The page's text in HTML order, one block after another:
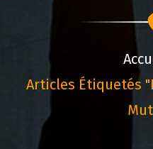
Articles Étiquetés